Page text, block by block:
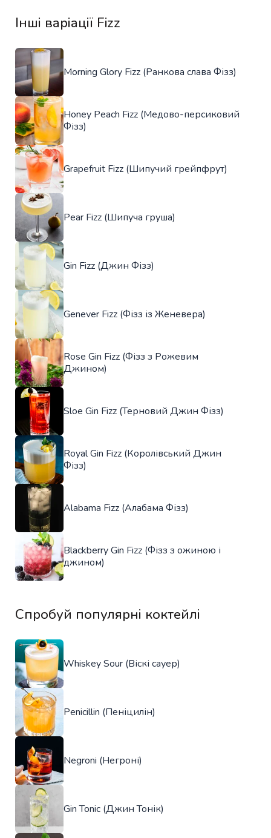
Інші варіації Fizz
Morning Glory Fizz (Ранкова слава Фізз)
Honey Peach Fizz (Медово-персиковий
Фізз)
Grapefruit Fizz (Шипучий грейпфрут)
Pear Fizz (Шипуча груша)
Gin Fizz (Джин Фізз)
Genever Fizz (Фізз із Женевера)
Rose Gin Fizz (Фізз з Рожевим
Джином)
Sloe Gin Fizz (Терновий Джин Фізз)
Royal Gin Fizz (Королівський Джин
Фізз)
Alabama Fizz (Алабама Фізз)
Blackberry Gin Fizz (Фізз з ожиною і
джином)
Спробуй популярні коктейлі
Whiskey Sour (Віскі сауер)
Penicillin (Пеніцилін)
Negroni (Негроні)
Gin Tonic (Джин Тонік)